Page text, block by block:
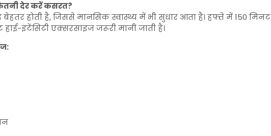
देर करें कसरत?
होती है, जिससे मानसिक स्वास्थ्य में भी सुधार आता है। हफ्ते में 150 मिनट
हाई-इंटेंसिटी एक्सरसाइज जरूरी मानी जाती है।